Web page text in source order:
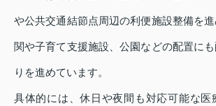
や公共交通結節点周辺の利便施設整備を
関や子育て支援施設、公園などの配置に
りを進めています。
具体的には、休日や夜間も対応可能な医